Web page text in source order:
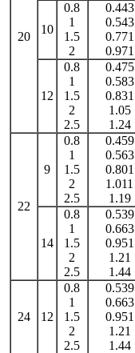
20
10
0.8
1
1.5
2
0.443
0.543
0.771
0.971
12
0.8
1
1.5
2
2.5
0.475
0.583
0.831
1.05
1.24
22
9
0.8
1
1.5
2
2.5
0.459
0.563
0.801
1.011
1.19
14
0.8
1
1.5
2
2.5
0.539
0.663
0.951
1.21
1.44
24 12
0.8
1
1.5
2
2.5
0.539
0.663
0.951
1.21
1.44